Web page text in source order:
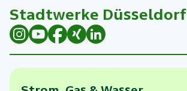
Stadtwerke Düsseldorf